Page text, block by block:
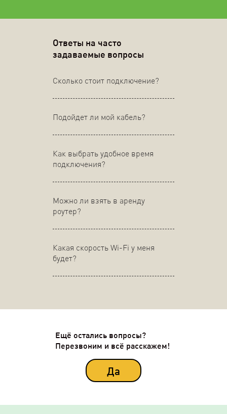
Ответы на часто
задаваемые вопросы
Сколько стоит подключение?
Подойдет ли мой кабель?
Как выбрать удобное время
подключения?
Можно ли взять в аренду
роутер?
Какая скорость Wi-Fi у меня
будет?
Ещё остались вопросы?
Перезвоним и всё расскажем!
Да